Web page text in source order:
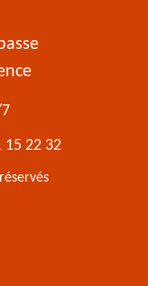
15 22 32